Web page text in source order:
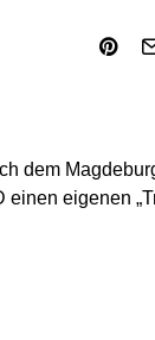
dem
einen eigenen